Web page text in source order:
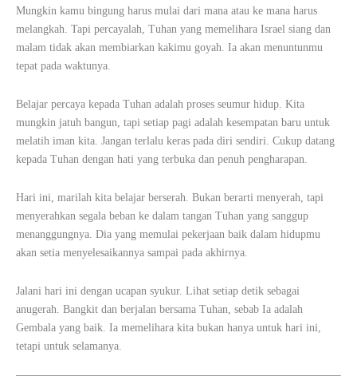
Mungkin kamu bingung harus mulai dari mana atau ke mana harus
melangkah. Tapi percayalah, Tuhan yang memelihara Israel siang dan
malam tidak akan membiarkan kakimu goyah. Ia akan menuntunmu
tepat pada waktunya.
Belajar percaya kepada Tuhan adalah proses seumur hidup. Kita
mungkin jatuh bangun, tapi setiap pagi adalah kesempatan baru untuk
melatih iman kita. Jangan terlalu keras pada diri sendiri. Cukup datang
kepada Tuhan dengan hati yang terbuka dan penuh pengharapan.
Hari ini, marilah kita belajar berserah. Bukan berarti menyerah, tapi
menyerahkan segala beban ke dalam tangan Tuhan yang sanggup
menanggungnya. Dia yang memulai pekerjaan baik dalam hidupmu
akan setia menyelesaikannya sampai pada akhirnya.
Jalani hari ini dengan ucapan syukur. Lihat setiap detik sebagai
anugerah. Bangkit dan berjalan bersama Tuhan, sebab Ia adalah
Gembala yang baik. Ia memelihara kita bukan hanya untuk hari ini,
tetapi untuk selamanya.